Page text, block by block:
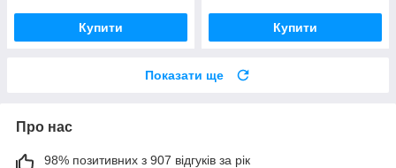
Купити Купити
Показати ще
Про нас
98% позитивних з 907 відгуків за рік